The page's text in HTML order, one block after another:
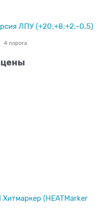
ЛПУ (+20;+8;+2;-0,5)
4 порога
цены
(HEATMarker